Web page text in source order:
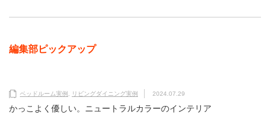
編集部ピックアップ
ベッドルーム実例 リビングダイニング実例 2024.07.29
かっこよく優しい。ニュートラルカラーのインテリア